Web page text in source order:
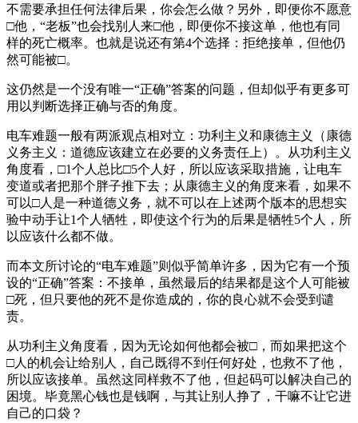
不需要承担任何法律后果，你会怎么做？另外，即便你不愿意
□他，“老板”也会找别人来□他，即便你不接这单，他也有同
样的死亡概率。也就是说还有第4个选择：拒绝接单，但他仍
然可能被□。
这仍然是一个没有唯一“正确”答案的问题，但却似乎有更多可
用以判断选择正确与否的角度。
电车难题一般有两派观点相对立：功利主义和康德主义（康德
义务主义：道德应该建立在必要的义务责任上）。从功利主义
角度看，□1个人总比□5个人好，所以应该采取措施，让电车
变道或者把那个胖子推下去；从康德主义的角度来看，如果不
可以□人是一种道德义务，就不可以在上述两个版本的思想实
验中动手让1个人牺牲，即使这个行为的后果是牺牲5个人，所
以应该什么都不做。
而本文所讨论的“电车难题”则似乎简单许多，因为它有一个预
设的“正确”答案：不接单，虽然最后的结果都是这个人可能被
□死，但只要他的死不是你造成的，你的良心就不会受到谴
责。
从功利主义角度看，因为无论如何他都会被□，而如果把这个
□人的机会让给别人，自己既得不到任何好处，也救不了他，
所以应该接单。虽然这同样救不了他，但起码可以解决自己的
困境。毕竟黑心钱也是钱啊，与其让别人挣了，干嘛不让它进
自己的口袋？